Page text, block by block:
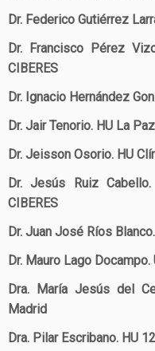
Dr. Federico Gutiérrez
Dr. Francisco Pérez
CIBERES
Dr. Ignacio Hernández
Dr. Jair Tenorio. HU La
Dr. Jeisson Osorio. HU
Dr. Jesús Ruiz Cabello.
CIBERES
Dr. Juan José Ríos
Dr. Mauro Lago
Dra. María Jesús del
Madrid
Dra. Pilar Escribano. HU